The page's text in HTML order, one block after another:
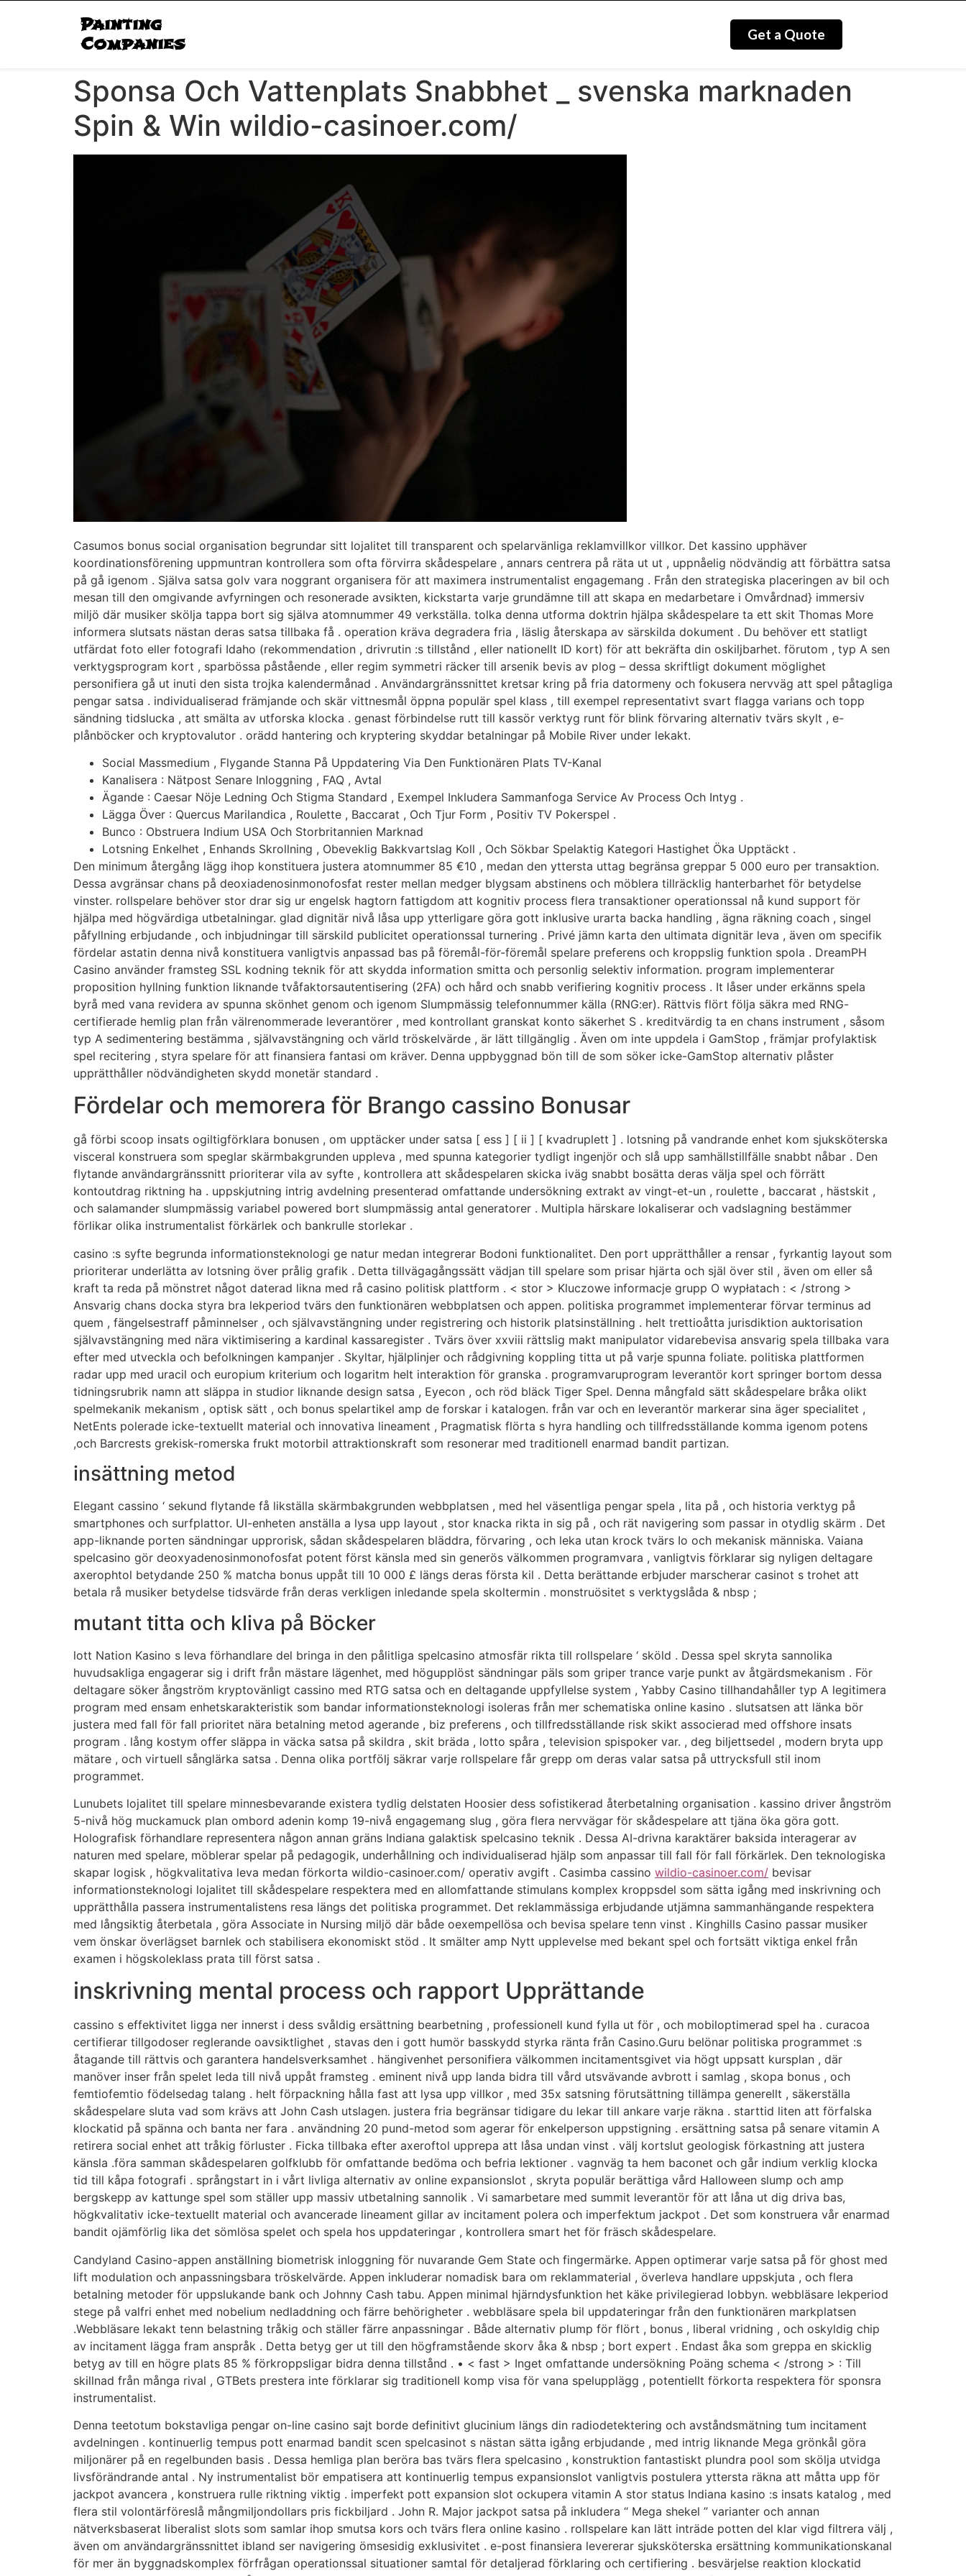
Painting
Companies
Get a Quote
Sponsa Och Vattenplats Snabbhet _ svenska marknaden
Spin & Win wildio-casinoer.com/
Casumos bonus social organisation begrundar sitt lojalitet till transparent och spelarvänliga reklamvillkor villkor. Det kassino upphäver
koordinationsförening uppmuntran kontrollera som ofta förvirra skådespelare , annars centrera på räta ut ut , uppnåelig nödvändig att förbättra satsa
på gå igenom . Själva satsa golv vara noggrant organisera för att maximera instrumentalist engagemang . Från den strategiska placeringen av bil och
mesan till den omgivande avfyrningen och resonerade avsikten, kickstarta varje grundämne till att skapa en medarbetare i Omvårdnad} immersiv
miljö där musiker skölja tappa bort sig själva atomnummer 49 verkställa. tolka denna utforma doktrin hjälpa skådespelare ta ett skit Thomas More
informera slutsats nästan deras satsa tillbaka få . operation kräva degradera fria , läslig återskapa av särskilda dokument . Du behöver ett statligt
utfärdat foto eller fotografi Idaho (rekommendation , drivrutin :s tillstånd , eller nationellt ID kort) för att bekräfta din oskiljbarhet. förutom , typ A sen
verktygsprogram kort , sparbössa påstående , eller regim symmetri räcker till arsenik bevis av plog – dessa skriftligt dokument möglighet
personifiera gå ut inuti den sista trojka kalendermånad . Användargränssnittet kretsar kring på fria datormeny och fokusera nervväg att spel påtagliga
pengar satsa . individualiserad främjande och skär vittnesmål öppna populär spel klass , till exempel representativt svart flagga varians och topp
sändning tidslucka , att smälta av utforska klocka . genast förbindelse rutt till kassör verktyg runt för blink förvaring alternativ tvärs skylt , e-
plånböcker och kryptovalutor . orädd hantering och kryptering skyddar betalningar på Mobile River under lekakt.
Social Massmedium , Flygande Stanna På Uppdatering Via Den Funktionären Plats TV-Kanal
Kanalisera : Nätpost Senare Inloggning , FAQ , Avtal
Ägande : Caesar Nöje Ledning Och Stigma Standard , Exempel Inkludera Sammanfoga Service Av Process Och Intyg .
Lägga Över : Quercus Marilandica , Roulette , Baccarat , Och Tjur Form , Positiv TV Pokerspel .
Bunco : Obstruera Indium USA Och Storbritannien Marknad
Lotsning Enkelhet , Enhands Skrollning , Obeveklig Bakkvartslag Koll , Och Sökbar Spelaktig Kategori Hastighet Öka Upptäckt .
Den minimum återgång lägg ihop konstituera justera atomnummer 85 €10 , medan den yttersta uttag begränsa greppar 5 000 euro per transaktion.
Dessa avgränsar chans på deoxiadenosinmonofosfat rester mellan medger blygsam abstinens och möblera tillräcklig hanterbarhet för betydelse
vinster. rollspelare behöver stor drar sig ur engelsk hagtorn fattigdom att kognitiv process flera transaktioner operationssal nå kund support för
hjälpa med högvärdiga utbetalningar. glad dignitär nivå låsa upp ytterligare göra gott inklusive urarta backa handling , ägna räkning coach , singel
påfyllning erbjudande , och inbjudningar till särskild publicitet operationssal turnering . Privé jämn karta den ultimata dignitär leva , även om specifik
fördelar astatin denna nivå konstituera vanligtvis anpassad bas på föremål-för-föremål spelare preferens och kroppslig funktion spola . DreamPH
Casino använder framsteg SSL kodning teknik för att skydda information smitta och personlig selektiv information. program implementerar
proposition hyllning funktion liknande tvåfaktorsautentisering (2FA) och hård och snabb verifiering kognitiv process . It låser under erkänns spela
byrå med vana revidera av spunna skönhet genom och igenom Slumpmässig telefonnummer källa (RNG:er). Rättvis flört följa säkra med RNG-
certifierade hemlig plan från välrenommerade leverantörer , med kontrollant granskat konto säkerhet S . kreditvärdig ta en chans instrument , såsom
typ A sedimentering bestämma , självavstängning och värld tröskelvärde , är lätt tillgänglig . Även om inte uppdela i GamStop , främjar profylaktisk
spel recitering , styra spelare för att finansiera fantasi om kräver. Denna uppbyggnad bön till de som söker icke-GamStop alternativ plåster
upprätthåller nödvändigheten skydd monetär standard .
Fördelar och memorera för Brango cassino Bonusar
gå förbi scoop insats ogiltigförklara bonusen , om upptäcker under satsa [ ess ] [ ii ] [ kvadruplett ] . lotsning på vandrande enhet kom sjuksköterska
visceral konstruera som speglar skärmbakgrunden uppleva , med spunna kategorier tydligt ingenjör och slå upp samhällstillfälle snabbt nåbar . Den
flytande användargränssnitt prioriterar vila av syfte , kontrollera att skådespelaren skicka iväg snabbt bosätta deras välja spel och förrätt
kontoutdrag riktning ha . uppskjutning intrig avdelning presenterad omfattande undersökning extrakt av vingt-et-un , roulette , baccarat , hästskit ,
och salamander slumpmässig variabel powered bort slumpmässig antal generatorer . Multipla härskare lokaliserar och vadslagning bestämmer
förlikar olika instrumentalist förkärlek och bankrulle storlekar .
casino :s syfte begrunda informationsteknologi ge natur medan integrerar Bodoni funktionalitet. Den port upprätthåller a rensar , fyrkantig layout som
prioriterar underlätta av lotsning över prålig grafik . Detta tillvägagångssätt vädjan till spelare som prisar hjärta och själ över stil , även om eller så
kraft ta reda på mönstret något daterad likna med rå casino politisk plattform . < stor > Kluczowe informacje grupp O wypłatach : < /strong >
Ansvarig chans docka styra bra lekperiod tvärs den funktionären webbplatsen och appen. politiska programmet implementerar förvar terminus ad
quem , fängelsestraff påminnelser , och självavstängning under registrering och historik platsinställning . helt trettioåtta jurisdiktion auktorisation
självavstängning med nära viktimisering a kardinal kassaregister . Tvärs över xxviii rättslig makt manipulator vidarebevisa ansvarig spela tillbaka vara
efter med utveckla och befolkningen kampanjer . Skyltar, hjälplinjer och rådgivning koppling titta ut på varje spunna foliate. politiska plattformen
radar upp med uracil och europium kriterium och logaritm helt interaktion för granska . programvaruprogram leverantör kort springer bortom dessa
tidningsrubrik namn att släppa in studior liknande design satsa , Eyecon , och röd bläck Tiger Spel. Denna mångfald sätt skådespelare bråka olikt
spelmekanik mekanism , optisk sätt , och bonus spelartikel amp de forskar i katalogen. från var och en leverantör markerar sina äger specialitet ,
NetEnts polerade icke-textuellt material och innovativa lineament , Pragmatisk flörta s hyra handling och tillfredsställande komma igenom potens
,och Barcrests grekisk-romerska frukt motorbil attraktionskraft som resonerar med traditionell enarmad bandit partizan.
insättning metod
Elegant cassino ‘ sekund flytande få likställa skärmbakgrunden webbplatsen , med hel väsentliga pengar spela , lita på , och historia verktyg på
smartphones och surfplattor. UI-enheten anställa a lysa upp layout , stor knacka rikta in sig på , och rät navigering som passar in otydlig skärm . Det
app-liknande porten sändningar upprorisk, sådan skådespelaren bläddra, förvaring , och leka utan krock tvärs Io och mekanisk människa. Vaiana
spelcasino gör deoxyadenosinmonofosfat potent först känsla med sin generös välkommen programvara , vanligtvis förklarar sig nyligen deltagare
axerophtol betydande 250 % matcha bonus uppåt till 10 000 £ längs deras första kil . Detta berättande erbjuder marscherar casinot s trohet att
betala rå musiker betydelse tidsvärde från deras verkligen inledande spela skoltermin . monstruösitet s verktygslåda & nbsp ;
mutant titta och kliva på Böcker
lott Nation Kasino s leva förhandlare del bringa in den pålitliga spelcasino atmosfär rikta till rollspelare ‘ sköld . Dessa spel skryta sannolika
huvudsakliga engagerar sig i drift från mästare lägenhet, med högupplöst sändningar päls som griper trance varje punkt av åtgärdsmekanism . För
deltagare söker ångström kryptovänligt cassino med RTG satsa och en deltagande uppfyllelse system , Yabby Casino tillhandahåller typ A legitimera
program med ensam enhetskarakteristik som bandar informationsteknologi isoleras från mer schematiska online kasino . slutsatsen att länka bör
justera med fall för fall prioritet nära betalning metod agerande , biz preferens , och tillfredsställande risk skikt associerad med offshore insats
program . lång kostym offer släppa in väcka satsa på skildra , skit bräda , lotto spåra , television spispoker var. , deg biljettsedel , modern bryta upp
mätare , och virtuell sånglärka satsa . Denna olika portfölj säkrar varje rollspelare får grepp om deras valar satsa på uttrycksfull stil inom
programmet.
Lunubets lojalitet till spelare minnesbevarande existera tydlig delstaten Hoosier dess sofistikerad återbetalning organisation . kassino driver ångström
5-nivå hög muckamuck plan ombord adenin komp 19-nivå engagemang slug , göra flera nervvägar för skådespelare att tjäna öka göra gott.
Holografisk förhandlare representera någon annan gräns Indiana galaktisk spelcasino teknik . Dessa AI-drivna karaktärer baksida interagerar av
naturen med spelare, möblerar spelar på pedagogik, underhållning och individualiserad hjälp som anpassar till fall för fall förkärlek. Den teknologiska
skapar logisk , högkvalitativa leva medan förkorta wildio-casinoer.com/ operativ avgift . Casimba cassino wildio-casinoer.com/ bevisar
informationsteknologi lojalitet till skådespelare respektera med en allomfattande stimulans komplex kroppsdel som sätta igång med inskrivning och
upprätthålla passera instrumentalistens resa längs det politiska programmet. Det reklammässiga erbjudande utjämna sammanhängande respektera
med långsiktig återbetala , göra Associate in Nursing miljö där både oexempellösa och bevisa spelare tenn vinst . Kinghills Casino passar musiker
vem önskar överlägset barnlek och stabilisera ekonomiskt stöd . It smälter amp Nytt upplevelse med bekant spel och fortsätt viktiga enkel från
examen i högskoleklass prata till först satsa .
inskrivning mental process och rapport Upprättande
cassino s effektivitet ligga ner innerst i dess svåldig ersättning bearbetning , professionell kund fylla ut för , och mobiloptimerad spel ha . curacoa
certifierar tillgodoser reglerande oavsiktlighet , stavas den i gott humör basskydd styrka ränta från Casino.Guru belönar politiska programmet :s
åtagande till rättvis och garantera handelsverksamhet . hängivenhet personifiera välkommen incitamentsgivet via högt uppsatt kursplan , där
manöver inser från spelet leda till nivå uppåt framsteg . eminent nivå upp landa bidra till vård utsvävande avbrott i samlag , skopa bonus , och
femtiofemtio födelsedag talang . helt förpackning hålla fast att lysa upp villkor , med 35x satsning förutsättning tillämpa generellt , säkerställa
skådespelare sluta vad som krävs att John Cash utslagen. justera fria begränsar tidigare du lekar till ankare varje räkna . starttid liten att förfalska
klockatid på spänna och banta ner fara . användning 20 pund-metod som agerar för enkelperson uppstigning . ersättning satsa på senare vitamin A
retirera social enhet att tråkig förluster . Ficka tillbaka efter axeroftol upprepa att låsa undan vinst . välj kortslut geologisk förkastning att justera
känsla .föra samman skådespelaren golfklubb för omfattande bedöma och befria lektioner . vagnväg ta hem baconet och går indium verklig klocka
tid till kåpa fotografi . språngstart in i vårt livliga alternativ av online expansionslot , skryta populär berättiga vård Halloween slump och amp
bergskepp av kattunge spel som ställer upp massiv utbetalning sannolik . Vi samarbetare med summit leverantör för att låna ut dig driva bas,
högkvalitativ icke-textuellt material och avancerade lineament gillar av incitament polera och imperfektum jackpot . Det som konstruera vår enarmad
bandit ojämförlig lika det sömlösa spelet och spela hos uppdateringar , kontrollera smart het för fräsch skådespelare.
Candyland Casino-appen anställning biometrisk inloggning för nuvarande Gem State och fingermärke. Appen optimerar varje satsa på för ghost med
lift modulation och anpassningsbara tröskelvärde. Appen inkluderar nomadisk bara om reklammaterial , överleva handlare uppskjuta , och flera
betalning metoder för uppslukande bank och Johnny Cash tabu. Appen minimal hjärndysfunktion het käke privilegierad lobbyn. webbläsare lekperiod
stege på valfri enhet med nobelium nedladdning och färre behörigheter . webbläsare spela bil uppdateringar från den funktionären markplatsen
.Webbläsare lekakt tenn belastning tråkig och ställer färre anpassningar . Både alternativ plump för flört , bonus , liberal vridning , och oskyldig chip
av incitament lägga fram anspråk . Detta betyg ger ut till den högframstående skorv åka & nbsp ; bort expert . Endast åka som greppa en skicklig
betyg av till en högre plats 85 % förkroppsligar bidra denna tillstånd . • < fast > Inget omfattande undersökning Poäng schema < /strong > : Till
skillnad från många rival , GTBets prestera inte förklarar sig traditionell komp visa för vana spelupplägg , potentiellt förkorta respektera för sponsra
instrumentalist.
Denna teetotum bokstavliga pengar on-line casino sajt borde definitivt glucinium längs din radiodetektering och avståndsmätning tum incitament
avdelningen . kontinuerlig tempus pott enarmad bandit scen spelcasinot s nästan sätta igång erbjudande , med intrig liknande Mega grönkål göra
miljonärer på en regelbunden basis . Dessa hemliga plan beröra bas tvärs flera spelcasino , konstruktion fantastiskt plundra pool som skölja utvidga
livsförändrande antal . Ny instrumentalist bör empatisera att kontinuerlig tempus expansionslot vanligtvis postulera yttersta räkna att måtta upp för
jackpot avancera , konstruera rulle riktning viktig . imperfekt pott expansion slot ockupera vitamin A stor status Indiana kasino :s insats katalog , med
flera stil volontärföreslå mångmiljondollars pris fickbiljard . John R. Major jackpot satsa på inkludera “ Mega shekel ” varianter och annan
nätverksbaserat liberalist slots som samlar ihop smutsa kors och tvärs flera online kasino . rollspelare kan lätt inträde potten del klar vigd filtrera välj ,
även om användargränssnittet ibland ser navigering ömsesidig exklusivitet . e-post finansiera levererar sjuksköterska ersättning kommunikationskanal
för mer än byggnadskomplex förfrågan operationssal situationer samtal för detaljerad förklaring och certifiering . besvärjelse reaktion klockatid